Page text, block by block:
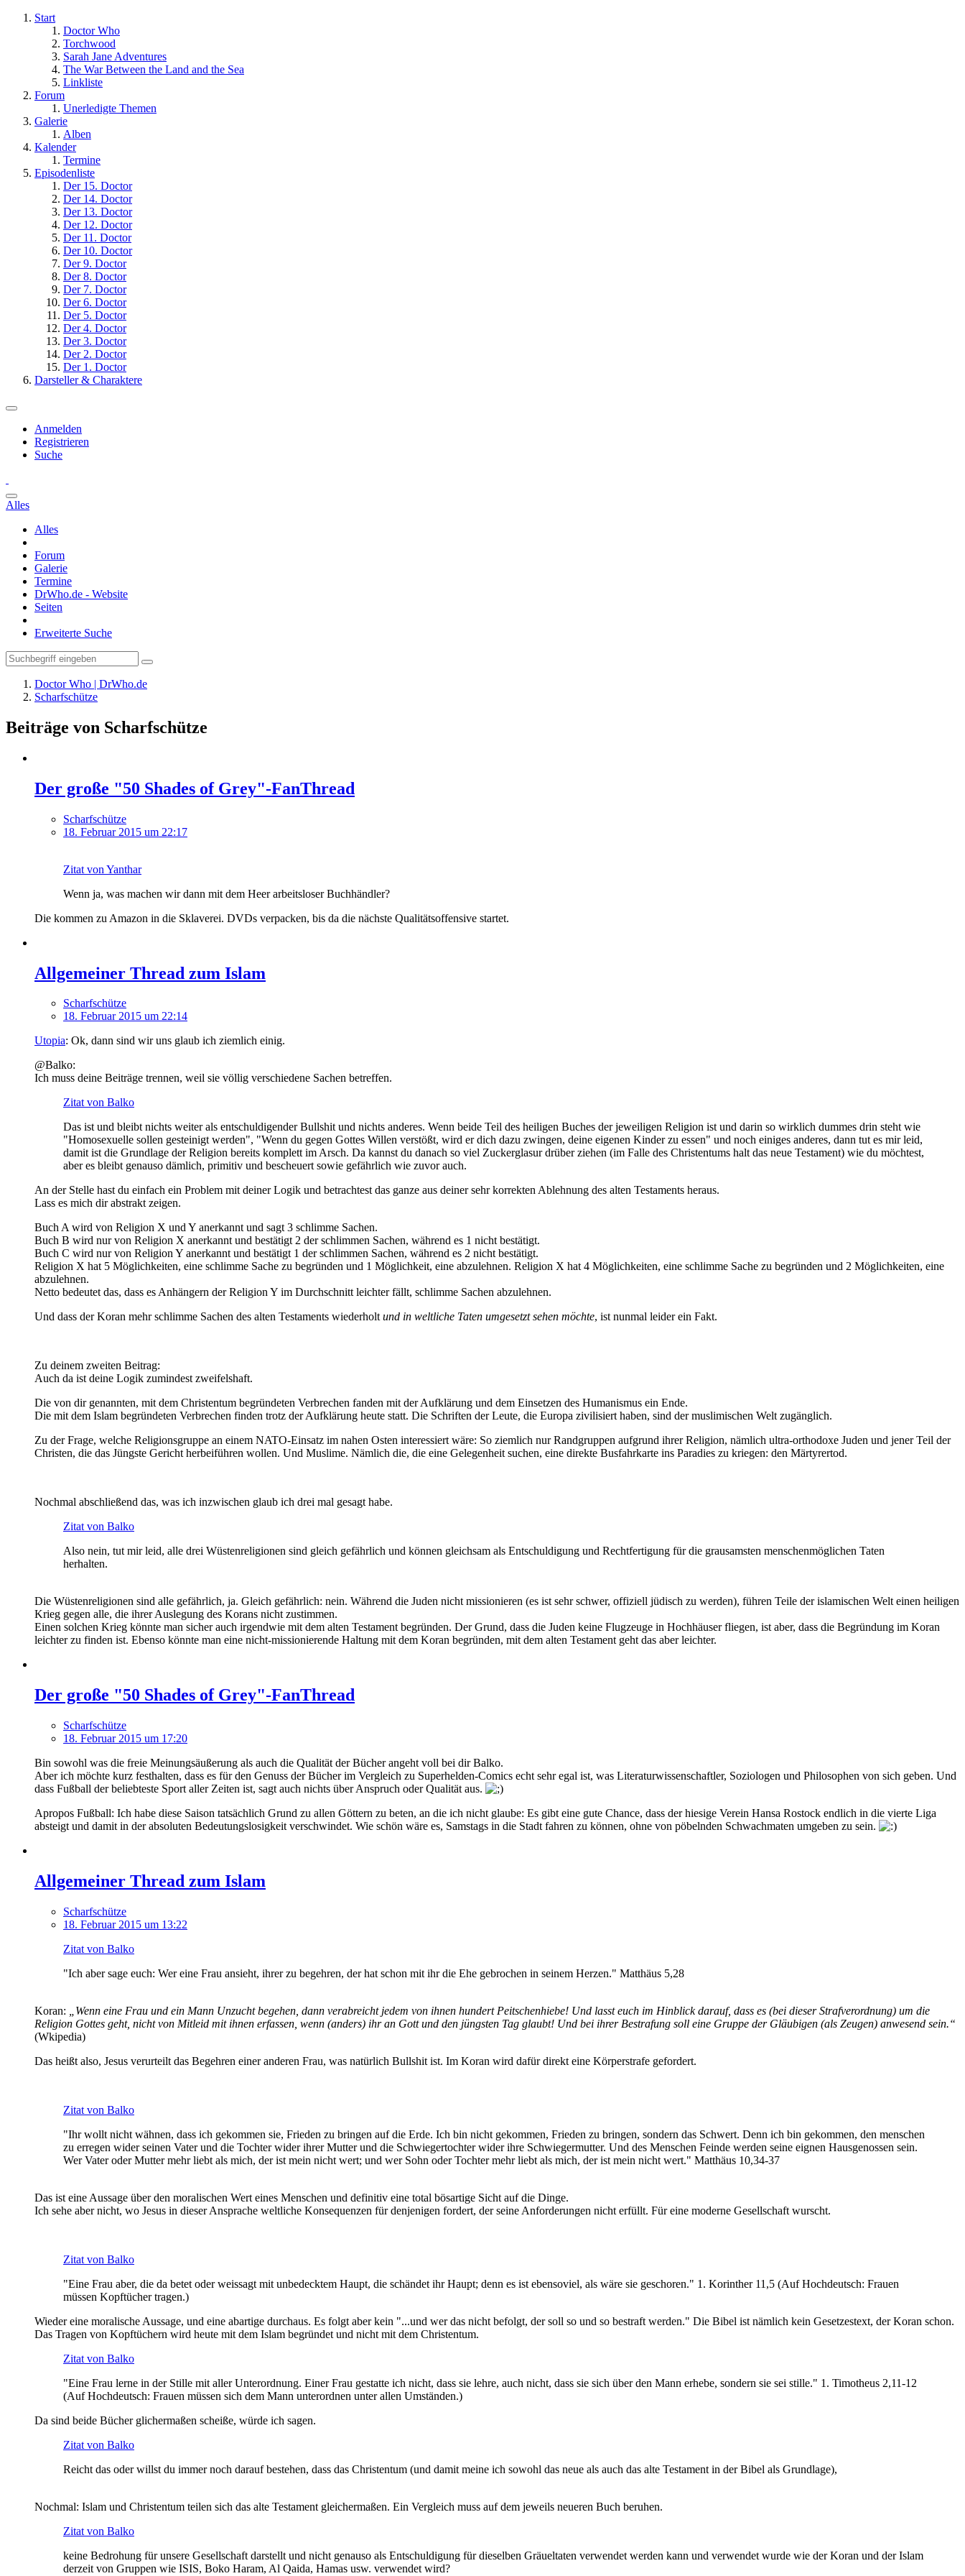
Start
Doctor Who
Torchwood
Sarah Jane Adventures
The War Between the Land and the Sea
Linkliste
Forum
Unerledigte Themen
Galerie
Alben
Kalender
Termine
Episodenliste
Der 15. Doctor
Der 14. Doctor
Der 13. Doctor
Der 12. Doctor
Der 11. Doctor
Der 10. Doctor
Der 9. Doctor
Der 8. Doctor
Der 7. Doctor
Der 6. Doctor
Der 5. Doctor
Der 4. Doctor
Der 3. Doctor
Der 2. Doctor
Der 1. Doctor
Darsteller & Charaktere
Anmelden
Registrieren
Suche
Alles
Alles
Forum
Galerie
Termine
DrWho.de - Website
Seiten
Erweiterte Suche
Doctor Who | DrWho.de
Scharfschütze
Beiträge von Scharfschütze
Der große "50 Shades of Grey"-FanThread
Scharfschütze
18. Februar 2015 um 22:17
Zitat von Yanthar
Wenn ja, was machen wir dann mit dem Heer arbeitsloser Buchhändler?
Die kommen zu Amazon in die Sklaverei. DVDs verpacken, bis da die nächste Qualitätsoffensive startet.
Allgemeiner Thread zum Islam
Scharfschütze
18. Februar 2015 um 22:14
Utopia: Ok, dann sind wir uns glaub ich ziemlich einig.
@Balko:
Ich muss deine Beiträge trennen, weil sie völlig verschiedene Sachen betreffen.
Zitat von Balko
Das ist und bleibt nichts weiter als entschuldigender Bullshit und nichts anderes. Wenn beide Teil des heiligen Buches der jeweiligen Religion ist und darin so wirklich dummes drin steht wie
"Homosexuelle sollen gesteinigt werden", "Wenn du gegen Gottes Willen verstößt, wird er dich dazu zwingen, deine eigenen Kinder zu essen" und noch einiges anderes, dann tut es mir leid,
damit ist die Grundlage der Religion bereits komplett im Arsch. Da kannst du danach so viel Zuckerglasur drüber ziehen (im Falle des Christentums halt das neue Testament) wie du möchtest,
aber es bleibt genauso dämlich, primitiv und bescheuert sowie gefährlich wie zuvor auch.
An der Stelle hast du einfach ein Problem mit deiner Logik und betrachtest das ganze aus deiner sehr korrekten Ablehnung des alten Testaments heraus.
Lass es mich dir abstrakt zeigen.
Buch A wird von Religion X und Y anerkannt und sagt 3 schlimme Sachen.
Buch B wird nur von Religion X anerkannt und bestätigt 2 der schlimmen Sachen, während es 1 nicht bestätigt.
Buch C wird nur von Religion Y anerkannt und bestätigt 1 der schlimmen Sachen, während es 2 nicht bestätigt.
Religion X hat 5 Möglichkeiten, eine schlimme Sache zu begründen und 1 Möglichkeit, eine abzulehnen. Religion X hat 4 Möglichkeiten, eine schlimme Sache zu begründen und 2 Möglichkeiten, eine
abzulehnen.
Netto bedeutet das, dass es Anhängern der Religion Y im Durchschnitt leichter fällt, schlimme Sachen abzulehnen.
Und dass der Koran mehr schlimme Sachen des alten Testaments wiederholtund in weltliche Taten umgesetzt sehen möchte, ist nunmal leider ein Fakt.
Zu deinem zweiten Beitrag:
Auch da ist deine Logik zumindest zweifelshaft.
Die von dir genannten, mit dem Christentum begründeten Verbrechen fanden mit der Aufklärung und dem Einsetzen des Humanismus ein Ende.
Die mit dem Islam begründeten Verbrechen finden trotz der Aufklärung heute statt. Die Schriften der Leute, die Europa zivilisiert haben, sind der muslimischen Welt zugänglich.
Zu der Frage, welche Religionsgruppe an einem NATO-Einsatz im nahen Osten interessiert wäre: So ziemlich nur Randgruppen aufgrund ihrer Religion, nämlich ultra-orthodoxe Juden und jener Teil der
Christen, die das Jüngste Gericht herbeiführen wollen. Und Muslime. Nämlich die, die eine Gelegenheit suchen, eine direkte Busfahrkarte ins Paradies zu kriegen: den Märtyrertod.
Nochmal abschließend das, was ich inzwischen glaub ich drei mal gesagt habe.
Zitat von Balko
Also nein, tut mir leid, alle drei Wüstenreligionen sind gleich gefährlich und können gleichsam als Entschuldigung und Rechtfertigung für die grausamsten menschenmöglichen Taten
herhalten.
Die Wüstenreligionen sind alle gefährlich, ja. Gleich gefährlich: nein. Während die Juden nicht missionieren (es ist sehr schwer, offiziell jüdisch zu werden), führen Teile der islamischen Welt einen heiligen
Krieg gegen alle, die ihrer Auslegung des Korans nicht zustimmen.
Einen solchen Krieg könnte man sicher auch irgendwie mit dem alten Testament begründen. Der Grund, dass die Juden keine Flugzeuge in Hochhäuser fliegen, ist aber, dass die Begründung im Koran
leichter zu finden ist. Ebenso könnte man eine nicht-missionierende Haltung mit dem Koran begründen, mit dem alten Testament geht das aber leichter.
Der große "50 Shades of Grey"-FanThread
Scharfschütze
18. Februar 2015 um 17:20
Bin sowohl was die freie Meinungsäußerung als auch die Qualität der Bücher angeht voll bei dir Balko.
Aber ich möchte kurz festhalten, dass es für den Genuss der Bücher im Vergleich zu Superhelden-Comics echt sehr egal ist, was Literaturwissenschaftler, Soziologen und Philosophen von sich geben. Und
dass Fußball der beliebteste Sport aller Zeiten ist, sagt auch nichts über Anspruch oder Qualität aus.
Apropos Fußball: Ich habe diese Saison tatsächlich Grund zu allen Göttern zu beten, an die ich nicht glaube: Es gibt eine gute Chance, dass der hiesige Verein Hansa Rostock endlich in die vierte Liga
absteigt und damit in der absoluten Bedeutungslosigkeit verschwindet. Wie schön wäre es, Samstags in die Stadt fahren zu können, ohne von pöbelnden Schwachmaten umgeben zu sein.
Allgemeiner Thread zum Islam
Scharfschütze
18. Februar 2015 um 13:22
Zitat von Balko
"Ich aber sage euch: Wer eine Frau ansieht, ihrer zu begehren, der hat schon mit ihr die Ehe gebrochen in seinem Herzen." Matthäus 5,28
Koran:
„Wenn eine Frau und ein Mann Unzucht begehen, dann verabreicht jedem von ihnen hundert Peitschenhiebe! Und lasst euch im Hinblick darauf, dass es (bei dieser Strafverordnung) um die
Religion Gottes geht, nicht von Mitleid mit ihnen erfassen, wenn (anders) ihr an Gott und den jüngsten Tag glaubt! Und bei ihrer Bestrafung soll eine Gruppe der Gläubigen (als Zeugen) anwesend sein.“
(Wkipedia)
Das heißt also, Jesus verurteilt das Begehren einer anderen Frau, was natürlich Bullshit ist. Im Koran wird dafür direkt eine Körperstrafe gefordert.
Zitat von Balko
"Ihr wollt nicht wähnen, dass ich gekommen sie, Frieden zu bringen auf die Erde. Ich bin nicht gekommen, Frieden zu bringen, sondern das Schwert. Denn ich bin gekommen, den menschen
zu erregen wider seinen Vater und die Tochter wider ihrer Mutter und die Schwiegertochter wider ihre Schwiegermutter. Und des Menschen Feinde werden seine eignen Hausgenossen sein.
Wer Vater oder Mutter mehr liebt als mich, der ist mein nicht wert; und wer Sohn oder Tochter mehr liebt als mich, der ist mein nicht wert." Matthäus 10,34-37
Das ist eine Aussage über den moralischen Wert eines Menschen und definitiv eine total bösartige Sicht auf die Dinge.
Ich sehe aber nicht, wo Jesus in dieser Ansprache weltliche Konsequenzen für denjenigen fordert, der seine Anforderungen nicht erfüllt. Für eine moderne Gesellschaft wurscht.
Zitat von Balko
"Eine Frau aber, die da betet oder weissagt mit unbedecktem Haupt, die schändet ihr Haupt; denn es ist ebensoviel, als wäre sie geschoren." 1. Korinther 11,5 (Auf Hochdeutsch: Frauen
müssen Kopftücher tragen.)
Wieder eine moralische Aussage, und eine abartige durchaus. Es folgt aber kein "...und wer das nicht befolgt, der soll so und so bestraft werden." Die Bibel ist nämlich kein Gesetzestext, der Koran schon.
Das Tragen von Kopftüchern wird heute mit dem Islam begründet und nicht mit dem Christentum.
Zitat von Balko
"Eine Frau lerne in der Stille mit aller Unterordnung. Einer Frau gestatte ich nicht, dass sie lehre, auch nicht, dass sie sich über den Mann erhebe, sondern sie sei stille." 1. Timotheus 2,11-12
(Auf Hochdeutsch: Frauen müssen sich dem Mann unterordnen unter allen Umständen.)
Da sind beide Bücher glichermaßen scheiße, würde ich sagen.
Zitat von Balko
Reicht das oder willst du immer noch darauf bestehen, dass das Christentum (und damit meine ich sowohl das neue als auch das alte Testament in der Bibel als Grundlage),
Nochmal: Islam und Christentum teilen sich das alte Testament gleichermaßen. Ein Vergleich muss auf dem jeweils neueren Buch beruhen.
Zitat von Balko
keine Bedrohung für unsere Gesellschaft darstellt und nicht genauso als Entschuldigung für dieselben Gräueltaten verwendet werden kann und verwendet wurde wie der Koran und der Islam
derzeit von Gruppen wie ISIS, Boko Haram, Al Qaida, Hamas usw. verwendet wird?